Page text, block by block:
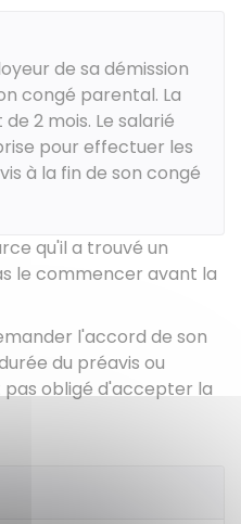
de sa démission
congé parental. La
2 mois. Le salarié
pour effectuer les
à la fin de son congé
qu'il a trouvé un
le commencer avant la
l'accord de son
du préavis ou
pas obligé d'accepter la